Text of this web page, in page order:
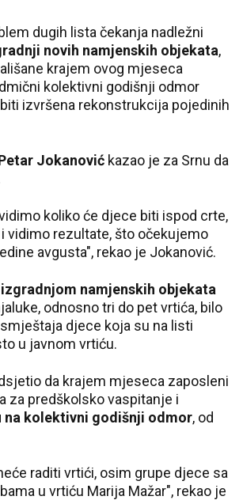
dugih lista čekanja nadležni
novih namjenskih objekata,
krajem ovog mjeseca
kolektivni godišnji odmor
izvršena rekonstrukcija pojedinih
Jokanović kazao je za Srnu da
koliko će djece biti ispod crte,
vidimo rezultate, što očekujemo
avgusta", rekao je Jokanović.
izgradnjom namjenskih objekata
odnosno tri do pet vrtića, bilo
djece koja su na listi
u javnom vrtiću.
da krajem mjeseca zaposleni
za predškolsko vaspitanje i
na kolektivni godišnji odmor, od
raditi vrtići, osim grupe djece sa
u vrtiću Marija Mažar", rekao je